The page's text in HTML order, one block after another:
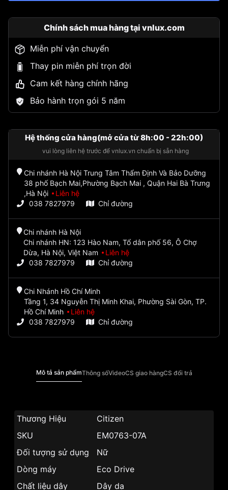
Chính sách mua hàng tại vnlux.com
Miễn phí vận chuyển
Thay pin miễn phí trọn đời
Cam kết hàng chính hãng
Bảo hành trọn gói 5 năm
Hệ thống cửa hàng(mở cửa từ 8h:00 - 22h:00)
vui lòng liên hệ trước để vnlux.vn chuẩn bị sẵn hàng
Chi nhánh Hà Nội Trung Tâm Thẩm Định Và Bảo Dưỡng
38 phố Bạch Mai,Phường Bạch Mai , Quận Hai Bà Trưng
,Hà Nội
Liên hệ
038 7827979
Chỉ đường
Chi nhánh Hà Nội
Chi nhánh HN: 123 Hào Nam, Tổ dân phố 56, Ô Chợ
Dừa, Hà Nội, Việt Nam
Liên hệ
038 7827979
Chỉ đường
Chi Nhánh Hồ Chí Minh
Tầng 1, 34 Nguyễn Thị Minh Khai, Phường Sài Gòn, TP.
Hồ Chí Minh
Liên hệ
038 7827979
Chỉ đường
Mô tả sản phẩmThông sốVideoCS giao hàngCS đổi trả
Thương Hiệu
Citizen
SKU
EM0763-07A
Đối tượng sử dụng
Nữ
Dòng máy
Eco Drive
Chất liệu dây
Dây da